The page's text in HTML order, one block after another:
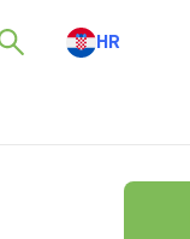
HR